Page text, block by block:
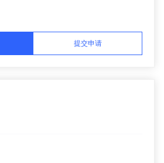
提交申请